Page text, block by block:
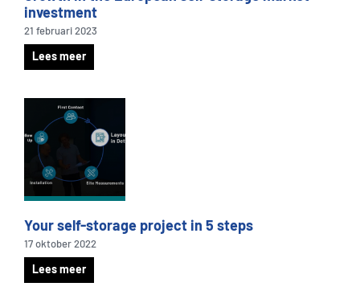
investment
21 februari 2023
Lees meer
Your self-storage project in 5 steps
17 oktober 2022
Lees meer